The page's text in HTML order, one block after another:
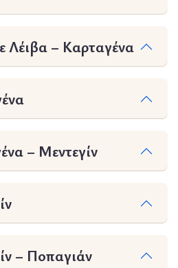
Λέιβα – Καρταγένα
– Μεντεγίν
– Ποπαγιάν